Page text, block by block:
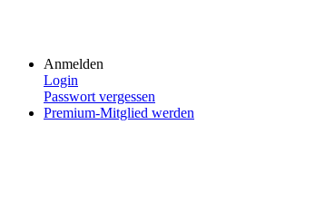
Anmelden
Login
Passwort vergessen
Premium-Mitglied werden